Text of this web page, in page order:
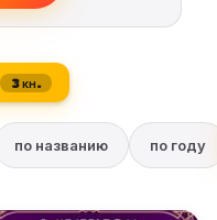
3 кн.
по названию по году